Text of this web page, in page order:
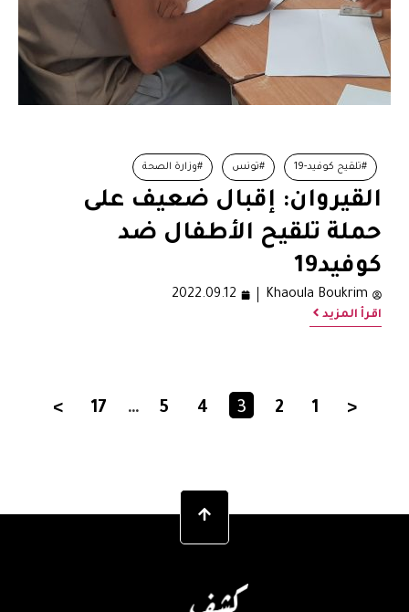
#تلقيح كوفيد-19 #تونس #وزارة الصحة
القيروان: إقبال ضعيف على
حملة تلقيح الأطفال ضد
كوفيد19
Khaoula Boukrim
2022.09.12
اقرأ المزيد
<
1
2
3
4
5
…
17
>